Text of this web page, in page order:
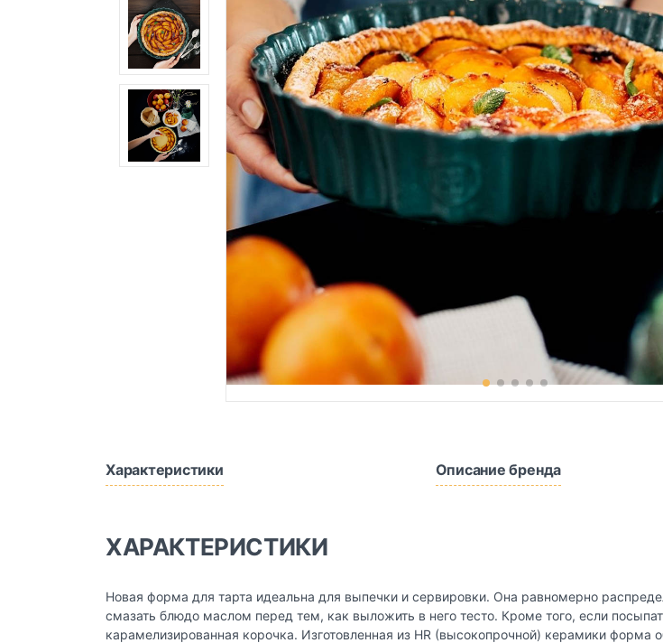
Характеристики Описание бренда
ХАРАКТЕРИСТИКИ
Новая форма для тарта идеальна для выпечки и сервировки. Она равномерно
смазать блюдо маслом перед тем, как выложить в него тесто. Кроме того, если
карамелизированная корочка. Изготовленная из HR (высокопрочной) керамики форма